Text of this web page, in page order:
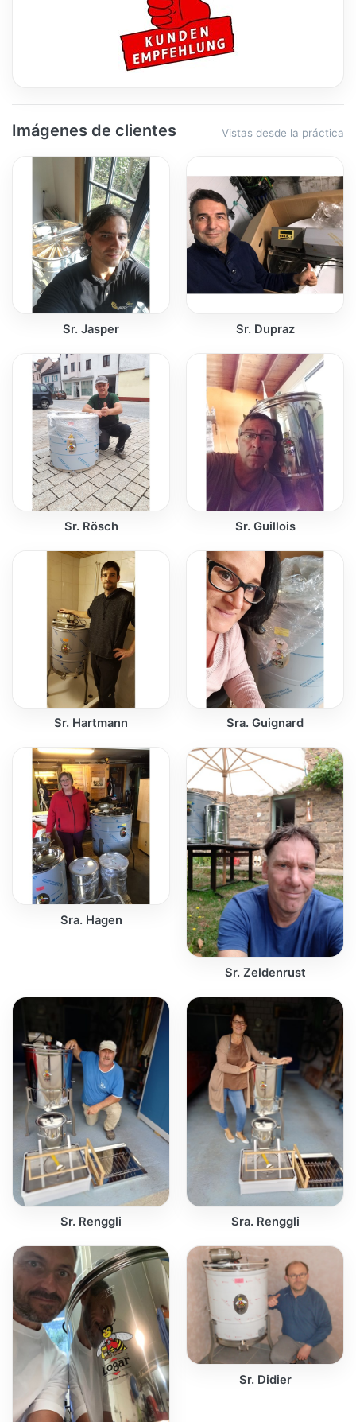
Imágenes de clientes Vistas desde la práctica
Sr. Jasper Sr. Dupraz
Sr. Rösch Sr. Guillois
Sr. Hartmann Sra. Guignard
Sra. Hagen
Sr. Zeldenrust
Sr. Renggli Sra. Renggli
Sr. Didier